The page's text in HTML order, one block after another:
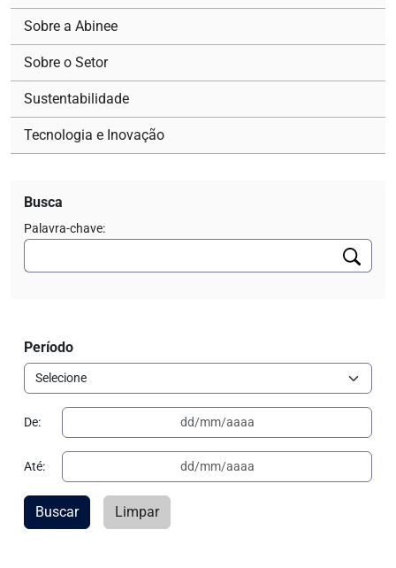
Sobre a Abinee
Sobre o Setor
Sustentabilidade
Tecnologia e Inovação
Busca
Palavra-chave:
Período
De:
Até:
Buscar Limpar